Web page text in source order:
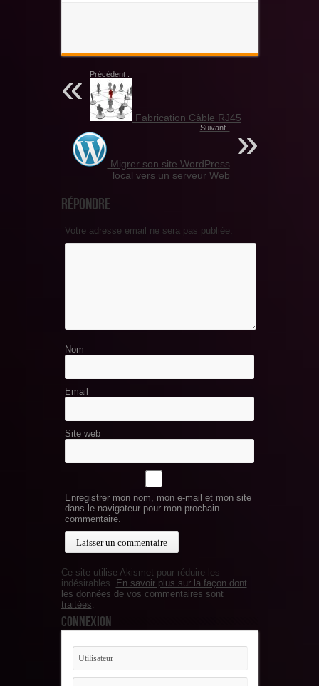
Précédent :
Fabrication Câble RJ45
Suivant :
Migrer son site WordPress
local vers un serveur Web
Répondre
Votre adresse email ne sera pas publiée.
Nom
Email
Site web
Enregistrer mon nom, mon e-mail et mon site
dans le navigateur pour mon prochain
commentaire.
Ce site utilise Akismet pour réduire les
indésirables. En savoir plus sur la façon dont
les données de vos commentaires sont
traitées.
Connexion